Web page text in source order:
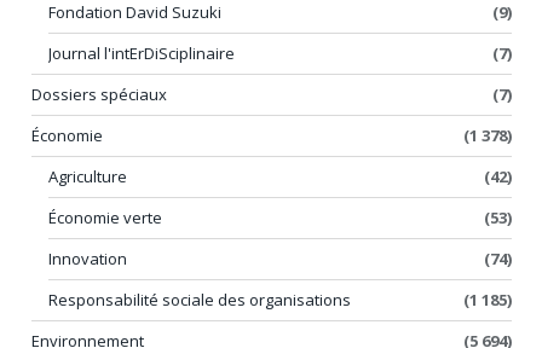
Fondation David Suzuki
(9)
Journal l'intErDiSciplinaire
(7)
Dossiers spéciaux
(7)
Économie
(1 378)
Agriculture
(42)
Économie verte
(53)
Innovation
(74)
Responsabilité sociale des organisations
(1 185)
Environnement
(5 694)